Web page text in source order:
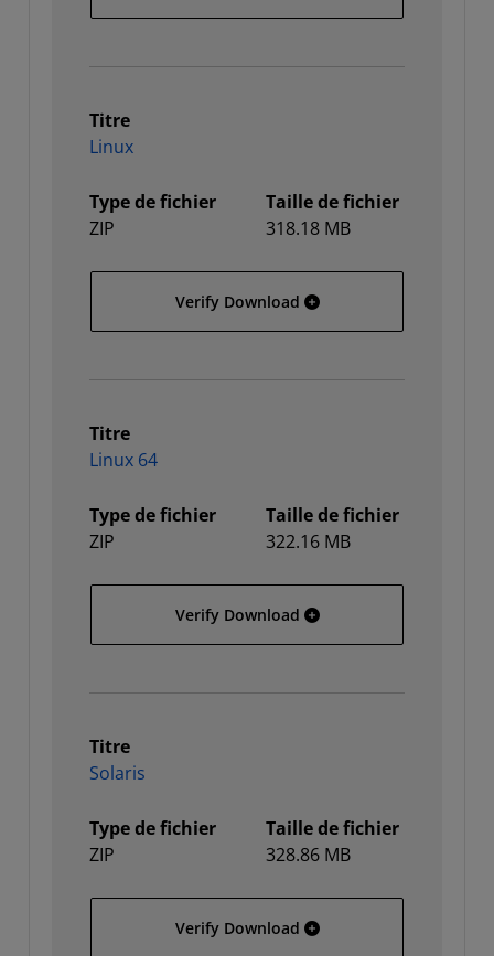
Titre
Linux
Type de fichier
ZIP
Taille de fichier
318.18 MB
Verify Download Linux
Titre
Linux 64
Type de fichier
ZIP
Taille de fichier
322.16 MB
Verify Download Linux 64
Titre
Solaris
Type de fichier
ZIP
Taille de fichier
328.86 MB
Verify Download Solaris